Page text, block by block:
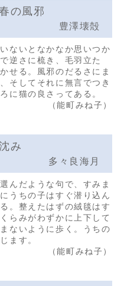
の風邪
豊澤壊殻
ないとなかなか思いつか
逆さに梳き、毛羽立た
せる。風邪のだるさにま
そしてそれに無言でつき
に猫の良さってある。
（能町みね子）
み
多々良海月
んだような句で、すみま
うちの子はすぐ潜り込ん
。整えたはずの絨毯はす
らみがわずかに上下して
ないように歩く。うちの
ます。
（能町みね子）